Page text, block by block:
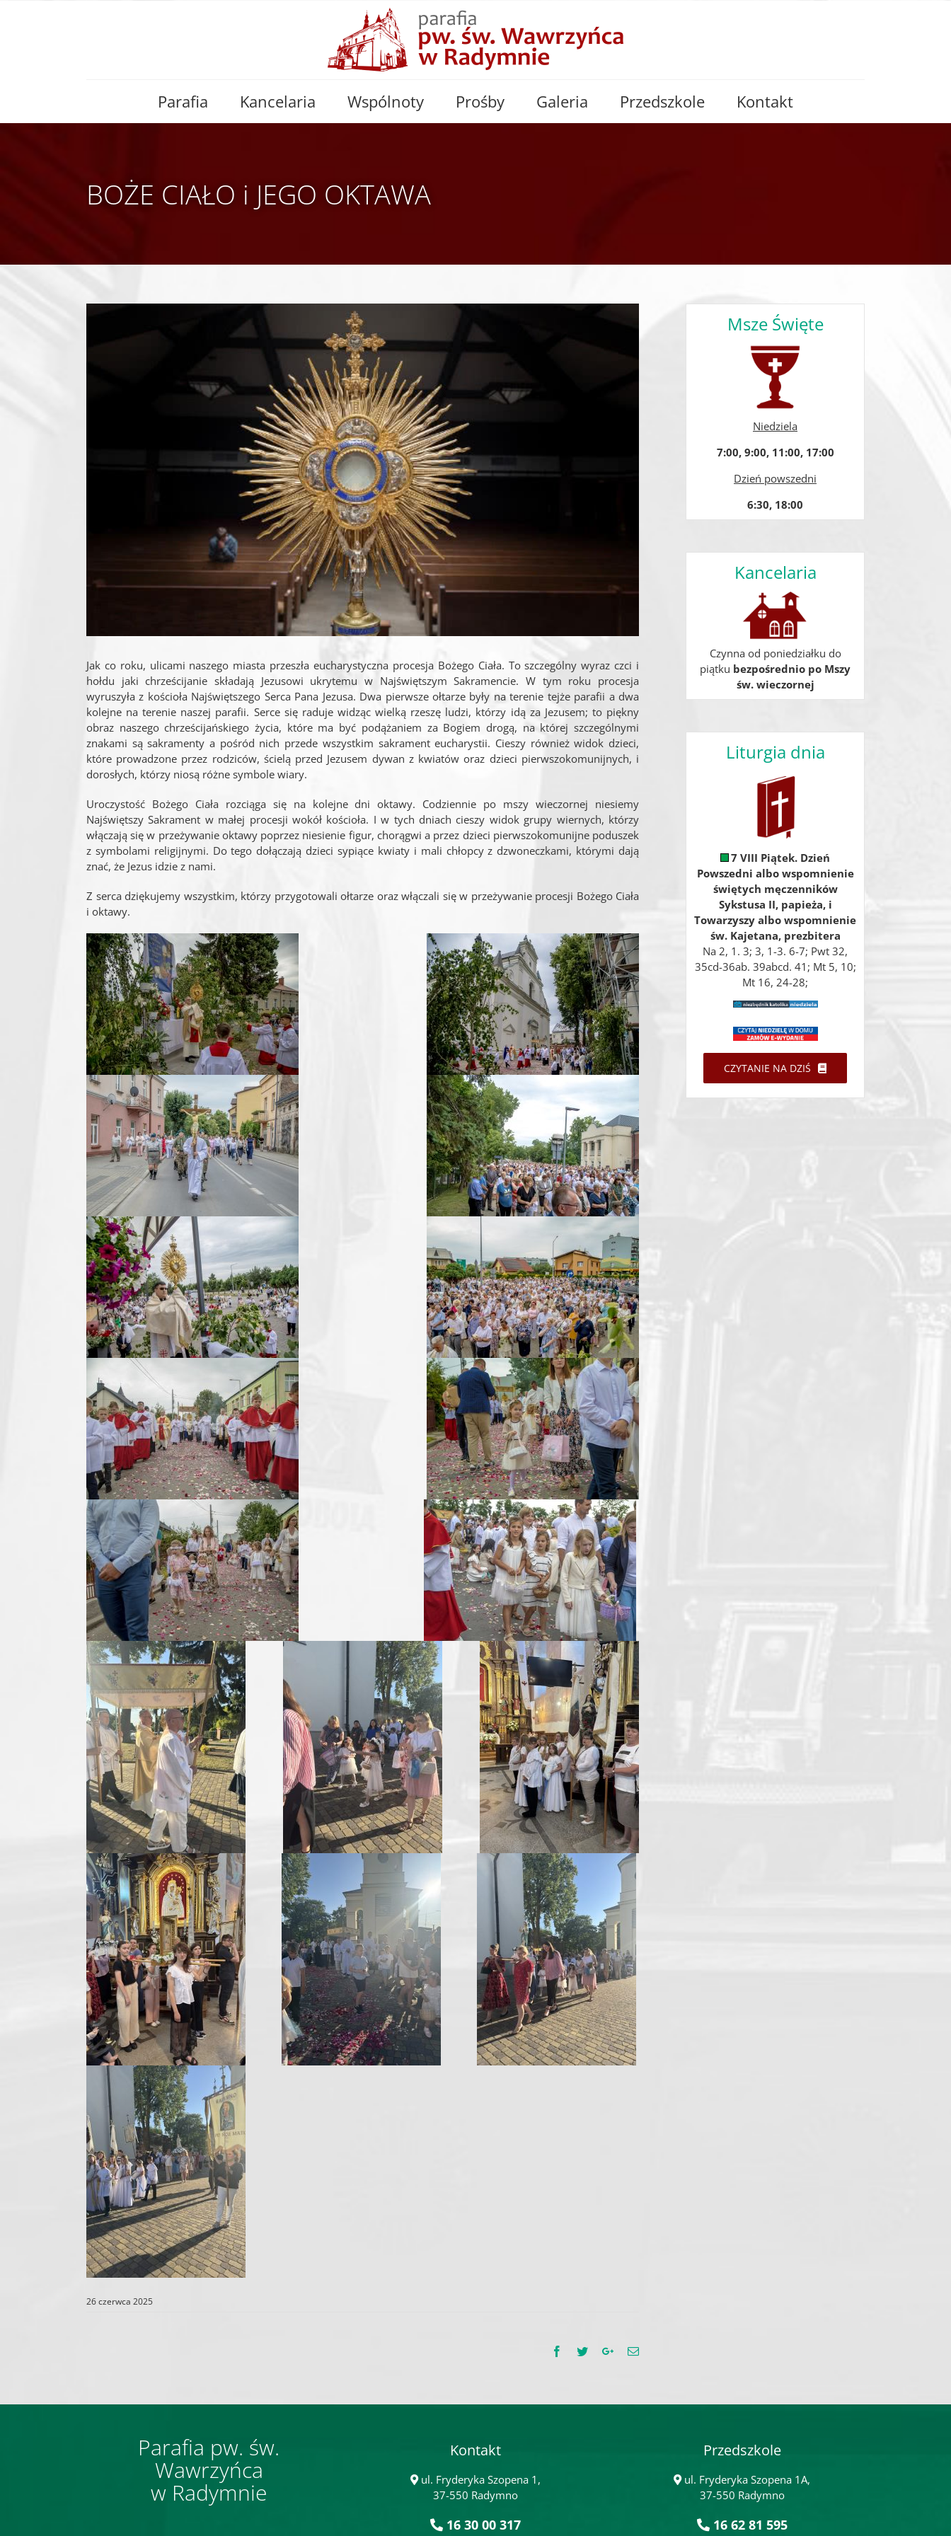
Parafia Kancelaria Wspólnoty Prośby Galeria Przedszkole Kontakt
BOŻE CIAŁO i JEGO OKTAWA
Jak co roku, ulicami naszego miasta przeszła eucharystyczna procesja Bożego Ciała. To szczególny wyraz czci i
hołdu jaki chrześcijanie składają Jezusowi ukrytemu w Najświętszym Sakramencie. W tym roku procesja
wyruszyła z kościoła Najświętszego Serca Pana Jezusa. Dwa pierwsze ołtarze były na terenie tejże parafii a dwa
kolejne na terenie naszej parafii. Serce się raduje widząc wielką rzeszę ludzi, którzy idą za Jezusem; to piękny
obraz naszego chrześcijańskiego życia, które ma być podążaniem za Bogiem drogą, na której szczególnymi
znakami są sakramenty a pośród nich przede wszystkim sakrament eucharystii. Cieszy również widok dzieci,
które prowadzone przez rodziców, ścielą przed Jezusem dywan z kwiatów oraz dzieci pierwszokomunijnych, i
dorosłych, którzy niosą różne symbole wiary.
Uroczystość Bożego Ciała rozciąga się na kolejne dni oktawy. Codziennie po mszy wieczornej niesiemy
Najświętszy Sakrament w małej procesji wokół kościoła. I w tych dniach cieszy widok grupy wiernych, którzy
włączają się w przeżywanie oktawy poprzez niesienie figur, chorągwi a przez dzieci pierwszokomunijne poduszek
z symbolami religijnymi. Do tego dołączają dzieci sypiące kwiaty i mali chłopcy z dzwoneczkami, którymi dają
znać, że Jezus idzie z nami.
Z serca dziękujemy wszystkim, którzy przygotowali ołtarze oraz włączali się w przeżywanie procesji Bożego Ciała
i oktawy.
26 czerwca 2025
Facebook
TwitterGoogle+Email
Msze Święte
Niedziela
7:00, 9:00, 11:00, 17:00
Dzień powszedni
6:30, 18:00
Kancelaria
Czynna od poniedziałku do
piątku bezpośrednio po Mszy
św. wieczornej
Liturgia dnia
7 VIII Piątek. Dzień
Powszedni albo wspomnienie
świętych męczenników
Sykstusa II, papieża, i
Towarzyszy albo wspomnienie
św. Kajetana, prezbitera
Na 2, 1. 3; 3, 1-3. 6-7; Pwt 32,
35cd-36ab. 39abcd. 41; Mt 5, 10;
Mt 16, 24-28;
CZYTANIE NA DZIŚ
Parafia pw. św.
Wawrzyńca
w Radymnie
Kontakt
ul. Fryderyka Szopena 1,
37-550 Radymno
16 30 00 317
Przedszkole
ul. Fryderyka Szopena 1A,
37-550 Radymno
16 62 81 595